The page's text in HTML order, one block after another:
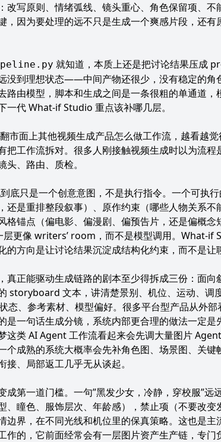
改写原则、情绪弧线、镜头重心、角色保留项、
，因为要处理的远不只是生成一个爽感片段，还
就知道，本质上还是把讨论结果压成
没到理想状态——中间产物还很少，没有稳定的角
路由模型，脚本和生成之间是一条很粗的单通道
代 What-if Studio 重点该补哪几层。
市面上其他视频生成产品怎么做工作流，越看越
把工作流拆对。很多人刚接触视频生成时以为流
、路由、质检。
底只是一个创意意图，不是执行指令。一个可执
还是重排整段叙事）、原作约束（哪些人物关系
格锚点（偏电影、偏漫剧、偏预告片，还是偏概
层更像 writers’ room，而不是模型调用。What-if
方向是让讨论结果沉淀成结构化约束，而不是让
真正能驱动生成链路的剧本至少得拆成三份：面
storyboard 文本，讲清楚景别、机位、运动、调
态、参考素材、模型偏好。很多平台型产品从外
一句话生成分镜，系统内部更合理的做法一定是
这类 AI Agent 工作流看起来会先调大量图片
个成熟的系统大概率会先补角色图、场景图、关
、局部返工几乎无从谈起。
成第一道门槛。一句”黑发少女，冷静，穿校服”远
瞳色、服饰层次、年龄感），禁止项（不要改变
边界，在不同光线和机位里的保真策略。这也是
的，它前面经常会有一层图片资产生产链，专门